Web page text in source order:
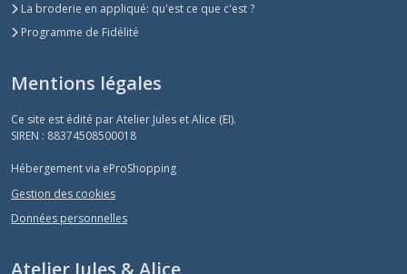
La broderie en appliqué: qu'est ce que c'est ?
Programme de Fidélité
Mentions légales
Ce site est édité par Atelier Jules et Alice (EI).
SIREN : 88374508500018
Hébergement via eProShopping
Gestion des cookies
Données personnelles